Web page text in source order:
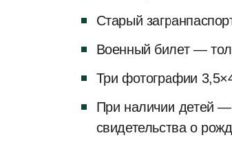
Старый
Военный билет —
Три фотографии
При наличии детей
свидетельства о